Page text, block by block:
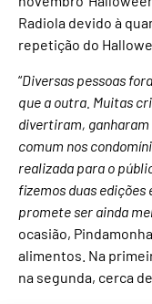
Radiola devido à
repetição do
“Diversas pessoas
que a outra. Muitas
divertiram,
comum nos
realizada para o
fizemos duas edições
promete ser ainda
ocasião,
alimentos. Na
na segunda, cerca